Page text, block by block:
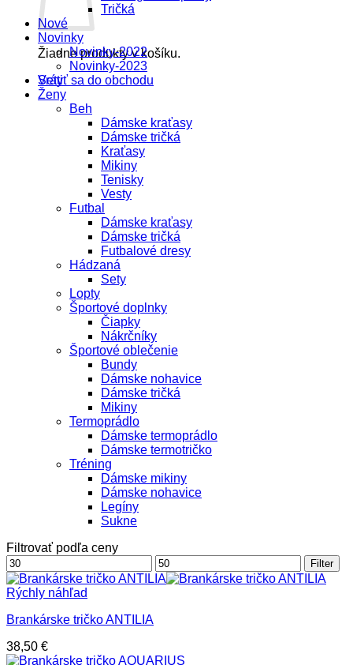
Žiadne produkty v košíku.
Vrátiť sa do obchodu
Tričká
Nové
Novinky
Novinky-2022
Novinky-2023
Sety
Ženy
Beh
Dámske kraťasy
Dámske tričká
Kraťasy
Mikiny
Tenisky
Vesty
Futbal
Dámske kraťasy
Dámske tričká
Futbalové dresy
Hádzaná
Sety
Lopty
Športové doplnky
Čiapky
Nákrčníky
Športové oblečenie
Bundy
Dámske nohavice
Dámske tričká
Mikiny
Termoprádlo
Dámske termoprádlo
Dámske termotričko
Tréning
Dámske mikiny
Dámske nohavice
Legíny
Sukne
Filtrovať podľa ceny
Minimálna
cena
Maximálna
cena
Filter
Rýchly náhľad
Brankárske tričko ANTILIA
38,50 €